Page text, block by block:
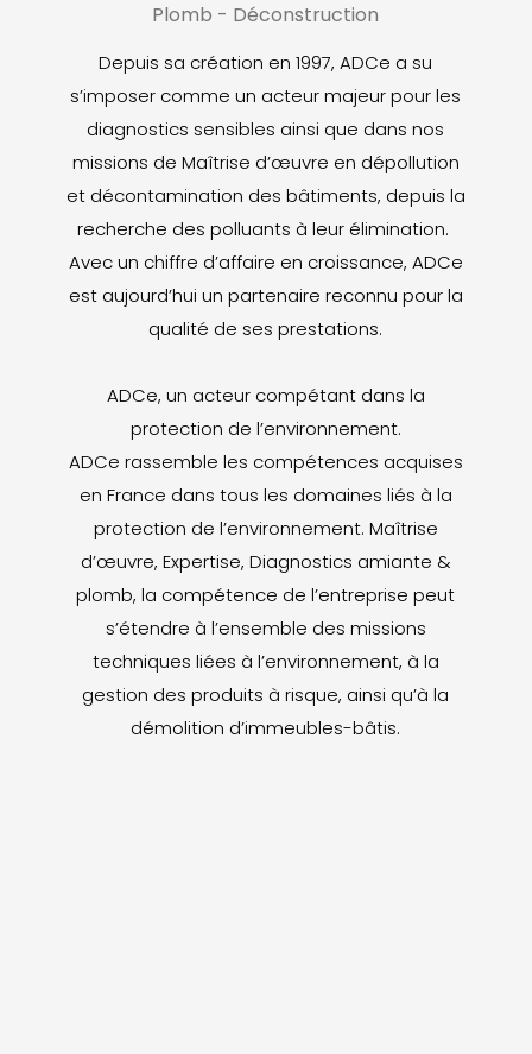
Plomb - Déconstruction
Depuis sa création en 1997, ADCe a su
s’imposer comme un acteur majeur pour les
diagnostics sensibles ainsi que dans nos
missions de Maîtrise d’œuvre en dépollution
et décontamination des bâtiments, depuis la
recherche des polluants à leur élimination.
Avec un chiffre d’affaire en croissance, ADCe
est aujourd’hui un partenaire reconnu pour la
qualité de ses prestations.
ADCe, un acteur compétant dans la
protection de l’environnement.
ADCe rassemble les compétences acquises
en France dans tous les domaines liés à la
protection de l’environnement. Maîtrise
d’œuvre, Expertise, Diagnostics amiante &
plomb, la compétence de l’entreprise peut
s’étendre à l’ensemble des missions
techniques liées à l’environnement, à la
gestion des produits à risque, ainsi qu’à la
démolition d’immeubles-bâtis.